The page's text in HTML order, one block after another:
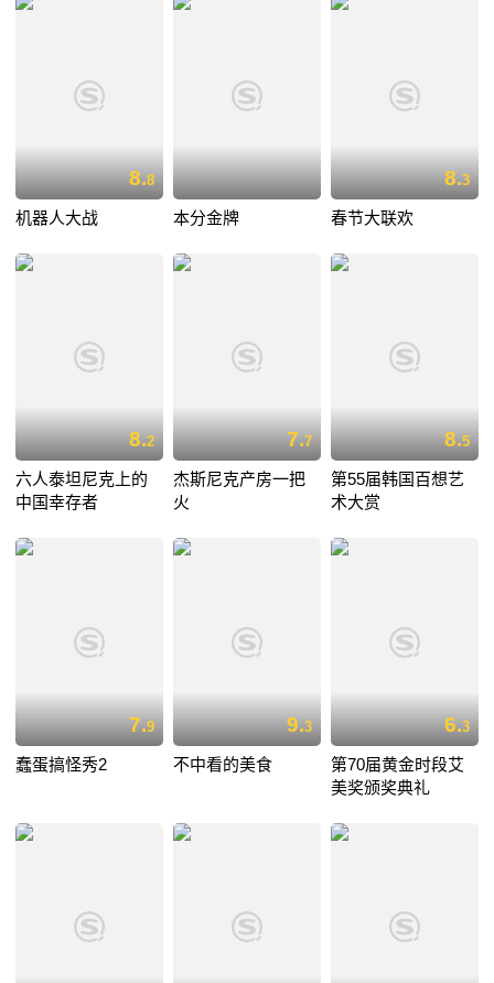
8.8
机器人大战 本分金牌
8.3
春节大联欢
8.2
六人泰坦尼克上的
中国幸存者
7.7
杰斯尼克产房一把
火
8.5
第55届韩国百想艺
术大赏
7.9
蠢蛋搞怪秀2
9.3
不中看的美食
6.3
第70届黄金时段艾
美奖颁奖典礼